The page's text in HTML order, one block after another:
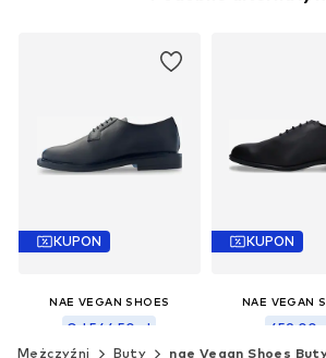
KUPON
NAE VEGAN SHOES
Od 544,50 zł
Ostatnia najniższa cena:
KUPON
NAE VEGAN
459,00
Pierwotnie:
Mężczyźni Buty nae Vegan Shoes